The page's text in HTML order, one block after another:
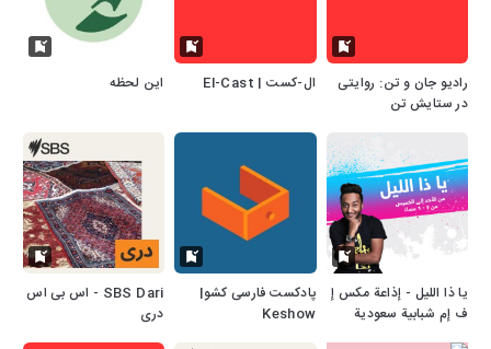
رادیو جان و تن: روایتی
در ستایش تن
ال-کست | El-Cast این لحظه
يا ذا الليل - إذاعة مكس إ
ف إم شبابية سعودية
پادکست فارسی کشو|
Keshow
SBS Dari - اس بی اس
دری